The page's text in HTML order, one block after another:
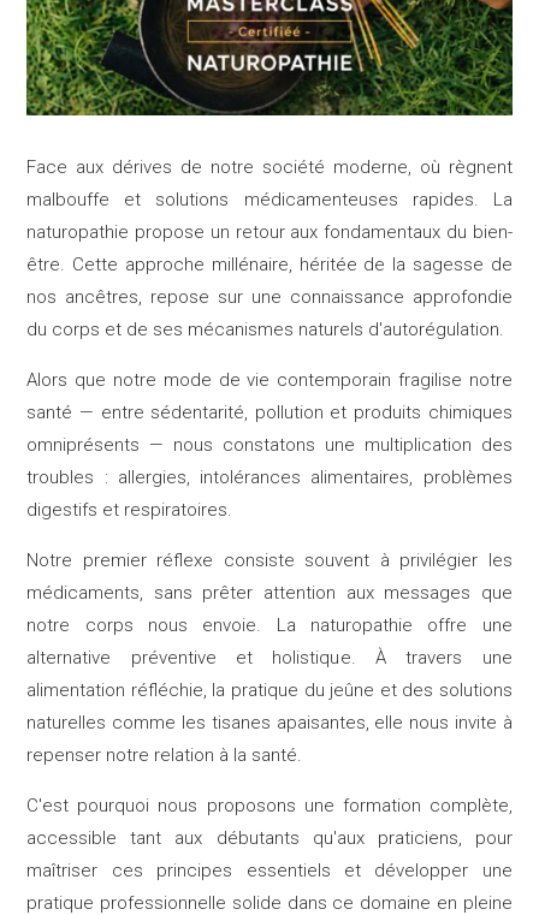
Face aux dérives de notre société moderne, où règnent
malbouffe et solutions médicamenteuses rapides. La
naturopathie propose un retour aux fondamentaux du bien-
être. Cette approche millénaire, héritée de la sagesse de
nos ancêtres, repose sur une connaissance approfondie
du corps et de ses mécanismes naturels d'autorégulation.
Alors que notre mode de vie contemporain fragilise notre
santé — entre sédentarité, pollution et produits chimiques
omniprésents — nous constatons une multiplication des
troubles : allergies, intolérances alimentaires, problèmes
digestifs et respiratoires.
Notre premier réflexe consiste souvent à privilégier les
médicaments, sans prêter attention aux messages que
notre corps nous envoie. La naturopathie offre une
alternative préventive et holistique. À travers une
alimentation réfléchie, la pratique du jeûne et des solutions
naturelles comme les tisanes apaisantes, elle nous invite à
repenser notre relation à la santé.
C'est pourquoi nous proposons une formation complète,
accessible tant aux débutants qu'aux praticiens, pour
maîtriser ces principes essentiels et développer une
pratique professionnelle solide dans ce domaine en pleine